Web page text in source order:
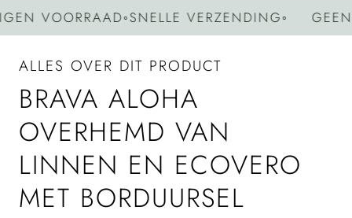
◦SNELLE VERZENDING◦ GEEN
ALLES OVER DIT PRODUCT
BRAVA ALOHA
OVERHEMD VAN
LINNEN EN ECOVERO
MET BORDUURSEL